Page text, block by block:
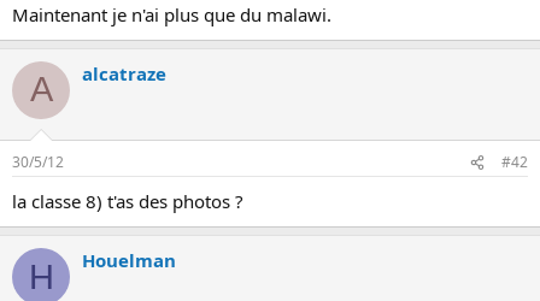
i
s
c
u
s
s
i
o
Maintenant je n'ai plus que du malawi.
A alcatraze
30/5/12 #42
la classe 8) t'as des photos ?
H Houelman